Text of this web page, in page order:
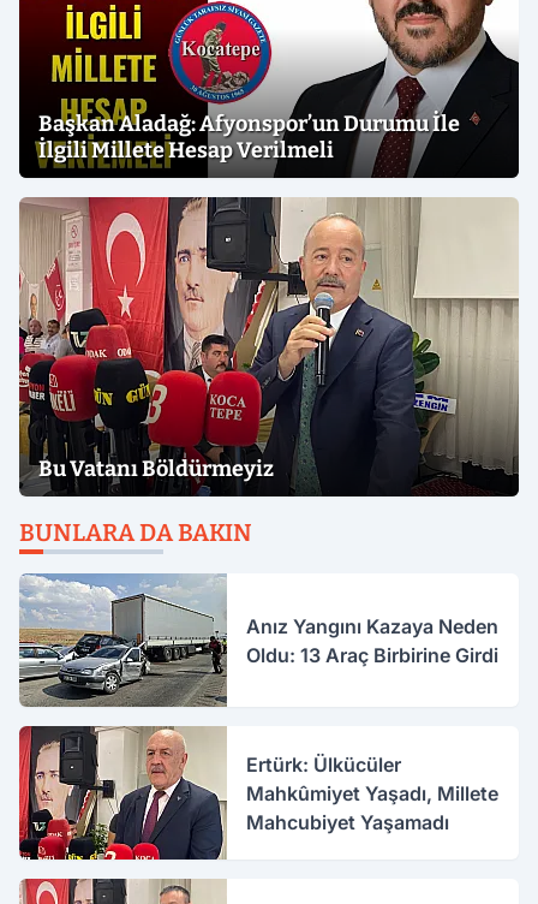
Başkan Aladağ: Afyonspor’un Durumu İle
İlgili Millete Hesap Verilmeli
Bu Vatanı Böldürmeyiz
BUNLARA DA BAKIN
Anız Yangını Kazaya Neden
Oldu: 13 Araç Birbirine Girdi
Ertürk: Ülkücüler
Mahkûmiyet Yaşadı, Millete
Mahcubiyet Yaşamadı